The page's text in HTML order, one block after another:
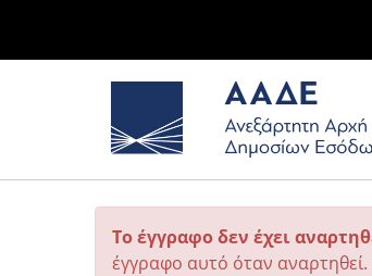
Το έγγραφο δεν έχει
έγγραφο αυτό όταν αναρτηθεί.